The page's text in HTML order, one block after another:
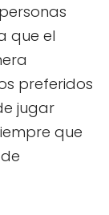
que el
preferidos
jugar
que